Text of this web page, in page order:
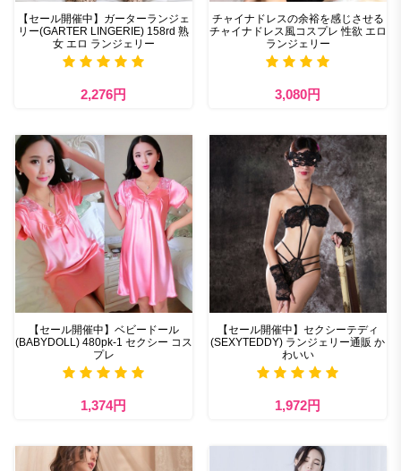
【セール開催中】ガーターランジェ
リー(GARTER LINGERIE) 158rd 熟
女 エロ ランジェリー
2,276円
チャイナドレスの余裕を感じさせる
チャイナドレス風コスプレ 性欲 エロ
ランジェリー
3,080円
【セール開催中】ベビードール
(BABYDOLL) 480pk-1 セクシー コス
プレ
1,374円
【セール開催中】セクシーテディ
(SEXYTEDDY) ランジェリー通販 か
わいい
1,972円